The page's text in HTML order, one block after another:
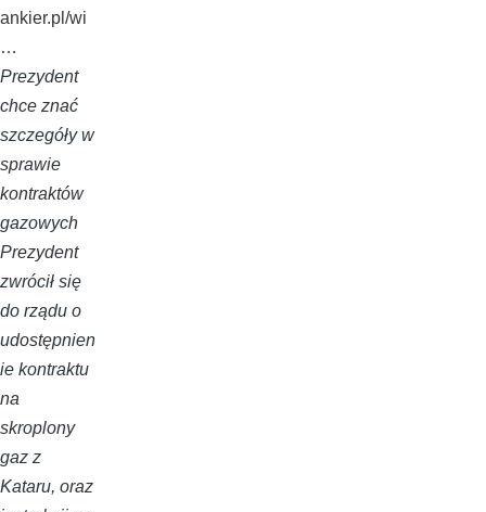
ankier.pl/wi
…
Prezydent
chce znać
szczegóły w
sprawie
kontraktów
gazowych
Prezydent
zwrócił się
do rządu o
udostępnien
ie kontraktu
na
skroplony
gaz z
Kataru, oraz